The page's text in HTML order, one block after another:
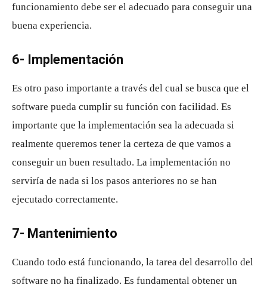
funcionamiento debe ser el adecuado para conseguir una
buena experiencia.
6- Implementación
Es otro paso importante a través del cual se busca que el
software pueda cumplir su función con facilidad. Es
importante que la implementación sea la adecuada si
realmente queremos tener la certeza de que vamos a
conseguir un buen resultado. La implementación no
serviría de nada si los pasos anteriores no se han
ejecutado correctamente.
7- Mantenimiento
Cuando todo está funcionando, la tarea del desarrollo del
software no ha finalizado. Es fundamental obtener un